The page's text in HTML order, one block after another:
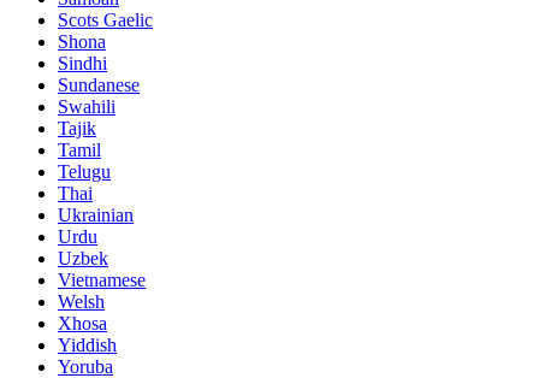
Scots Gaelic
Shona
Sindhi
Sundanese
Swahili
Tajik
Tamil
Telugu
Thai
Ukrainian
Urdu
Uzbek
Vietnamese
Welsh
Xhosa
Yiddish
Yoruba